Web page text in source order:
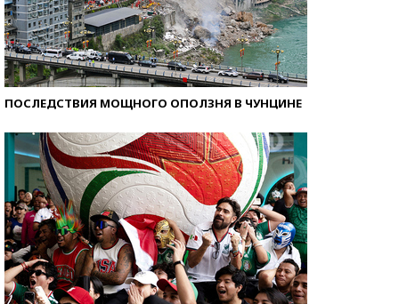
ПОСЛЕДСТВИЯ МОЩНОГО ОПОЛЗНЯ В ЧУНЦИНЕ